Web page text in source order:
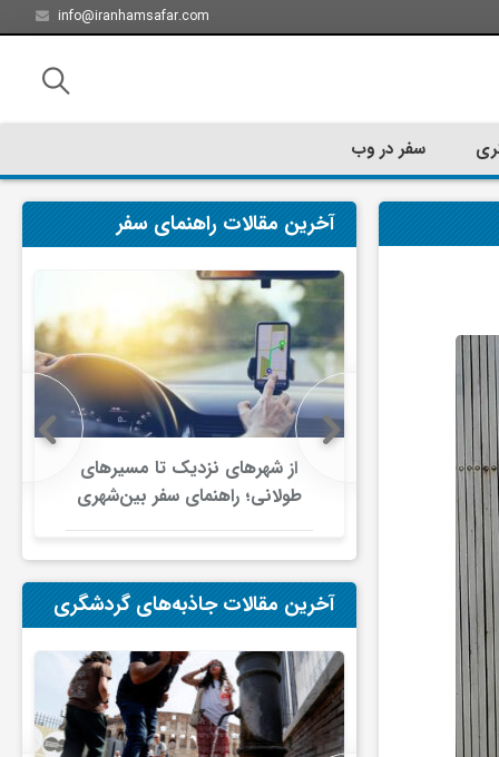
info@iranhamsafar.com
سفر در وب
آخرین مقالات راهنمای سفر
کیش چه
از شهرهای نزدیک تا مسیرهای
طولانی؛ راهنمای سفر بین‌شهری
در ایران
آخرین مقالات جاذبه‌های گردشگری